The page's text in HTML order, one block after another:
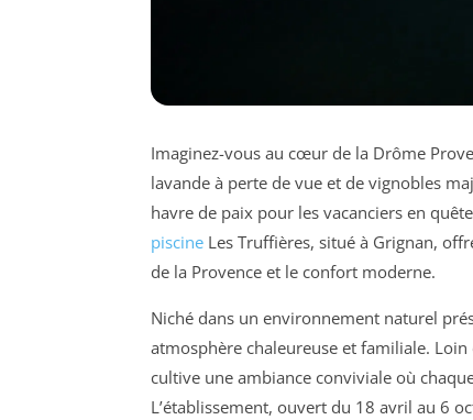
Imaginez-vous au cœur de la Drôme
lavande à perte de vue et de vignobles
havre de paix pour les vacanciers en
piscine Les Truffières, situé à Grignan,
de la Provence et le confort moderne.
Niché dans un environnement naturel
atmosphère chaleureuse et familiale.
cultive une ambiance conviviale où
L’établissement, ouvert du 18 avril au 6